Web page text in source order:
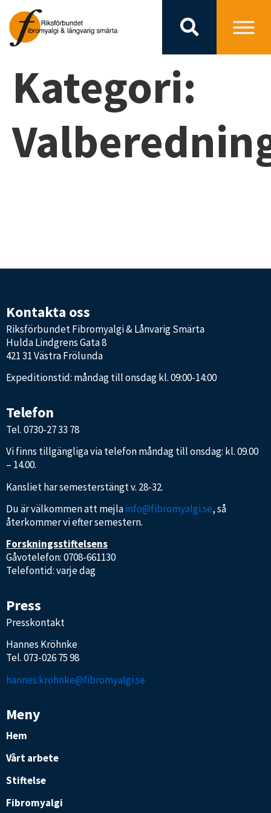
Kategori:
Kontakta oss
Riksförbundet Fibromyalgi & Lånvarig Smärta
Hulda Lindgrens Gata 8
421 31 Västra Frölunda
Expeditionstid: måndag till onsdag kl. 09:00-14:00
Telefon
Tel.0730-27 33 78
Vi finns tillgängliga via telefon måndag till onsdag: kl. 09.00
– 14.00.
Kansliet har semesterstängt v. 28-32.
Du är välkommen att mejlainfo@fibromyalgi.se, så
återkommer vi efter semestern.
Forskningsstiftelsens
Gåvotelefon: 0708-661130
Telefontid: varje dag
Press
Presskontakt
Hannes Kröhnke
Tel.073-026 75 98
hannes.krohnke@fibromyalgi.se
Meny
Hem
Vårt arbete
Stiftelse
Fibromyalgi